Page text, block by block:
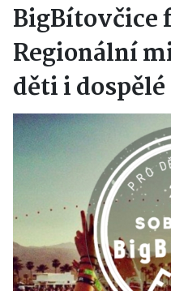
BigBítovčice
Regionální
děti i dospělé